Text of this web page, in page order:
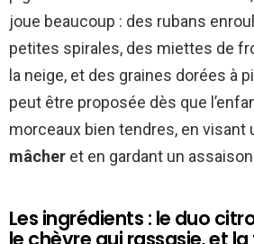
joue beaucoup : des rubans
petites spirales, des miettes de
la neige, et des graines dorées à
peut être proposée dès que
morceaux bien tendres, en visant
mâcher et en gardant un
Les ingrédients : le duo
le chèvre qui rassasie, et